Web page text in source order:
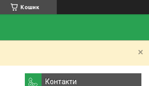
Кошик
Контакти